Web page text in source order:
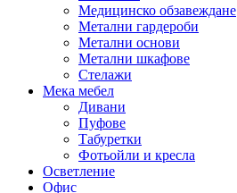
Медицинско обзавеждане
Метални гардероби
Метални основи
Метални шкафове
Стелажи
Мека мебел
Дивани
Пуфове
Табуретки
Фотьойли и кресла
Осветление
Офис